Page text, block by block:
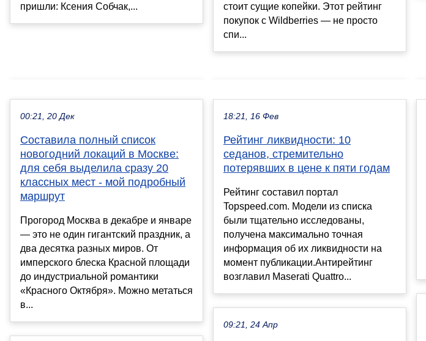
пришли: Ксения Собчак,...
стоит сущие копейки. Этот рейтинг
покупок с Wildberries — не просто
спи...
00:21, 20 Дек
Составила полный список
новогодний локаций в Москве:
для себя выделила сразу 20
классных мест - мой подробный
маршрут
Прогород Москва в декабре и январе
— это не один гигантский праздник, а
два десятка разных миров. От
имперского блеска Красной площади
до индустриальной романтики
«Красного Октября». Можно метаться
в...
18:21, 16 Фев
Рейтинг ликвидности: 10
седанов, стремительно
потерявших в цене к пяти годам
Рейтинг составил портал
Topspeed.com. Модели из списка
были тщательно исследованы,
получена максимально точная
информация об их ликвидности на
момент публикации.Антирейтинг
возглавил Maserati Quattro...
09:21, 24 Апр